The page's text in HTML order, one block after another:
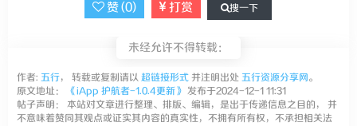
赞 (0) 打赏 搜一下
未经允许不得转载：
作者: 五行， 转载或复制请以 超链接形式 并注明出处 五行资源分享网 。
原文地址：
《iApp 护航者-1.0.4更新》 发布于2024-12-1 11:31
帖子声明： 本站对文章进行整理、排版、编辑，是出于传递信息之目的， 并
不意味着赞同其观点或证实其内容的真实性，不拥有所有权，不承担相关法